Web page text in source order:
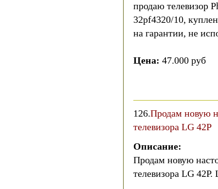
продаю телевизор
32pf4320/10,
на гарантии, не
Цена: 47.000 руб
126.Продам новую
телевизора LG 42Р
Описание:
Продам новую
телевизора LG 42Р.